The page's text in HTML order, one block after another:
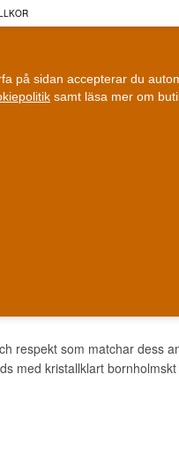
på sidan accepterar du
samt läsa mer om
respekt som matchar dess
med kristallklart